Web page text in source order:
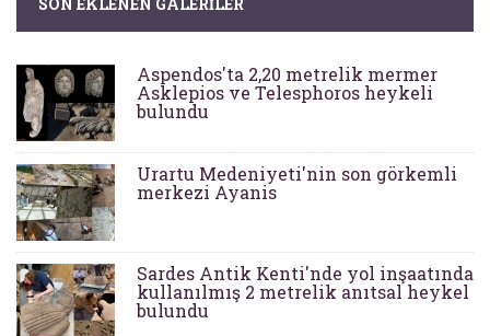
SON EKLENEN GALERILER
Aspendos'ta 2,20 metrelik mermer
Asklepios ve Telesphoros heykeli
bulundu
Urartu Medeniyeti'nin son görkemli
merkezi Ayanis
Sardes Antik Kenti'nde yol inşaatında
kullanılmış 2 metrelik anıtsal heykel
bulundu